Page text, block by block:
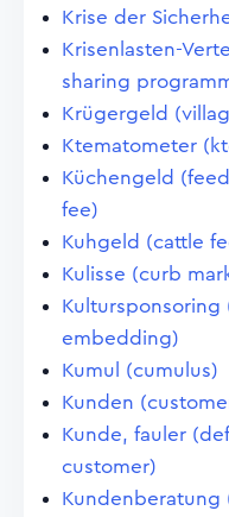
Krise der
Krisenlasten-
sharing
Krügergeld
Ktematometer
Küchengeld
fee)
Kuhgeld (cattle
Kulisse (curb
Kultursponsoring
embedding)
Kumul (cumulus)
Kunden
Kunde, fauler
customer)
Kundenberatung